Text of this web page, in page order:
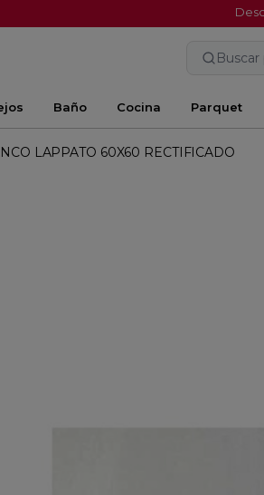
Buscar
Baño Cocina Parquet
LAPPATO 60X60 RECTIFICADO